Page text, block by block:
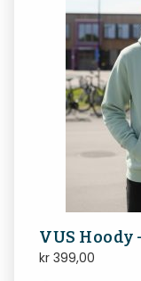
VUS Hoody
kr 399,00